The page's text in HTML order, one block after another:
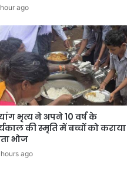
ago
भृत्य ने अपने 10 वर्ष के
की स्मृति में बच्चों को कराया
भोज
ago